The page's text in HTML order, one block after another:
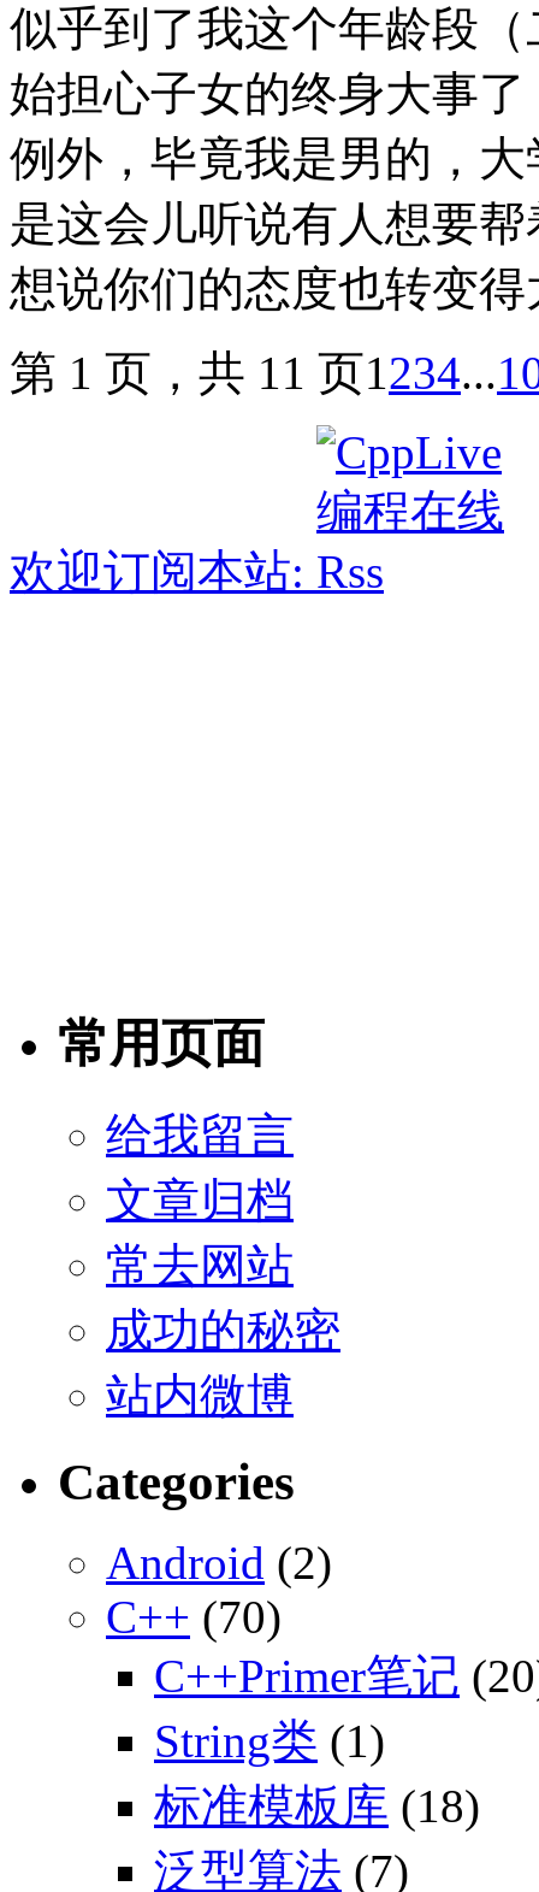
似乎到了我这个年龄段
始担心子女的终身大事
例外，毕竟我是男的，
是这会儿听说有人想要
想说你们的态度也转变
第 1 页，共 11 页1234...
欢迎订阅本站:
常用页面
给我留言
文章归档
常去网站
成功的秘密
站内微博
Categories
Android (2)
C++ (70)
C++Primer笔记
String类 (1)
标准模板库 (18)
泛型算法 (7)